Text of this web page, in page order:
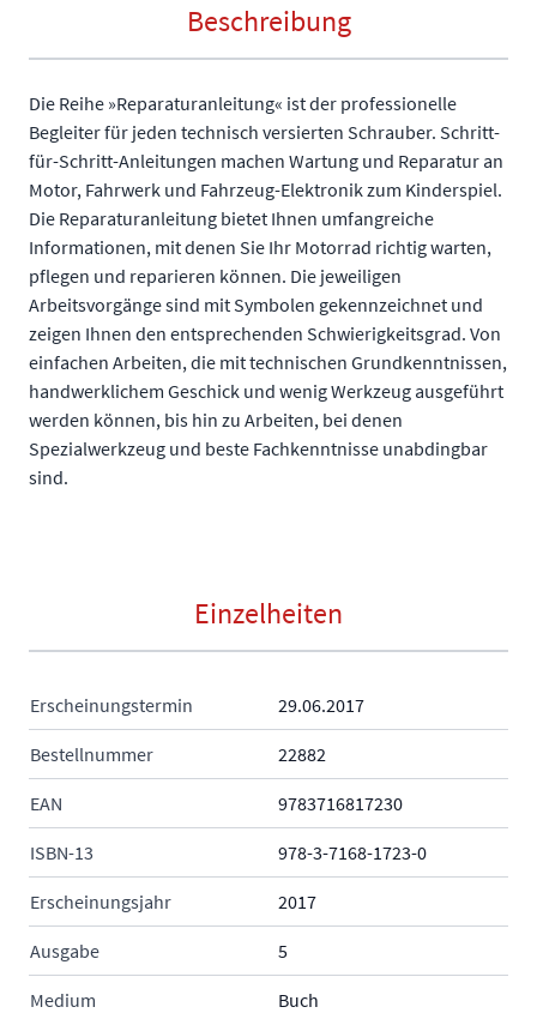
Beschreibung
Die Reihe »Reparaturanleitung« ist der professionelle
Begleiter für jeden technisch versierten Schrauber. Schritt-
für-Schritt-Anleitungen machen Wartung und Reparatur an
Motor, Fahrwerk und Fahrzeug-Elektronik zum Kinderspiel.
Die Reparaturanleitung bietet Ihnen umfangreiche
Informationen, mit denen Sie Ihr Motorrad richtig warten,
pflegen und reparieren können. Die jeweiligen
Arbeitsvorgänge sind mit Symbolen gekennzeichnet und
zeigen Ihnen den entsprechenden Schwierigkeitsgrad. Von
einfachen Arbeiten, die mit technischen Grundkenntnissen,
handwerklichem Geschick und wenig Werkzeug ausgeführt
werden können, bis hin zu Arbeiten, bei denen
Spezialwerkzeug und beste Fachkenntnisse unabdingbar
sind.
Einzelheiten
Erscheinungstermin 29.06.2017
Bestellnummer 22882
EAN 9783716817230
ISBN-13 978-3-7168-1723-0
Erscheinungsjahr 2017
Ausgabe 5
Medium Buch